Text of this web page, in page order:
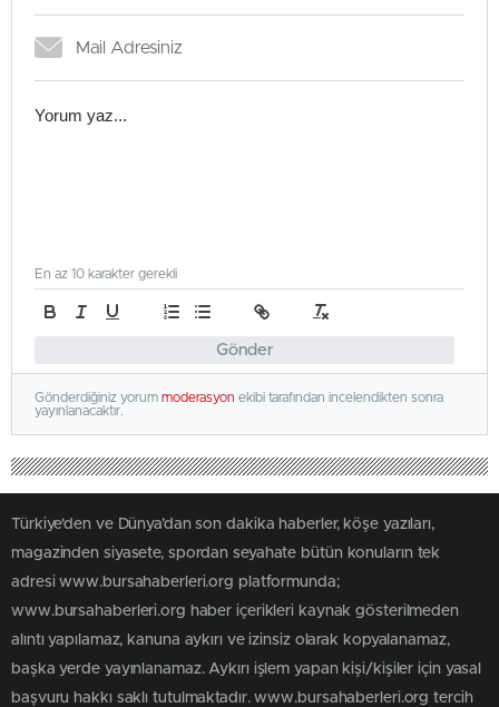
Gönder
En az 10 karakter gerekli
Gönderdiğiniz yorum moderasyon ekibi tarafından incelendikten sonra
yayınlanacaktır.
Türkiye'den ve Dünya’dan son dakika haberler, köşe yazıları,
magazinden siyasete, spordan seyahate bütün konuların tek
adresi www.bursahaberleri.org platformunda;
www.bursahaberleri.org haber içerikleri kaynak gösterilmeden
alıntı yapılamaz, kanuna aykırı ve izinsiz olarak kopyalanamaz,
başka yerde yayınlanamaz. Aykırı işlem yapan kişi/kişiler için yasal
başvuru hakkı saklı tutulmaktadır. www.bursahaberleri.org tercih